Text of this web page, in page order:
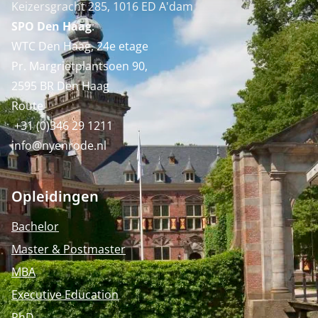
Keizersgracht 285, 1016 ED A'dam
SPO Den Haag:
WTC Den Haag, 24e etage
Pr. Margrietplantsoen 90,
2595 BR Den Haag
Route
+31 (0)346 29 1211
info@nyenrode.nl
Opleidingen
Bachelor
Master & Postmaster
MBA
Executive Education